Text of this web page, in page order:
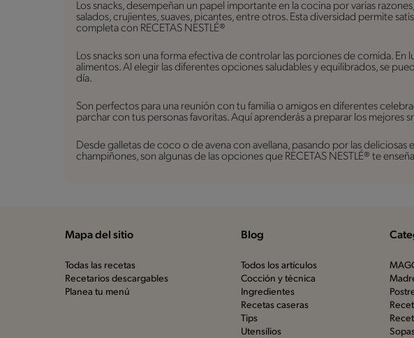
Los snacks, desempeñan un papel importante en la cocina por varias
salados, crujientes, suaves, picantes, entre otros. Esta diversidad permite
completa con RECETAS NESTLÉ®
Los snacks son una forma efectiva de controlar las porciones de comida.
alimentos. Al elegir las diferentes opciones saludables y equilibrados, se
día.
Son perfectos para una reunión con tu familia o amigos en diferentes
parchar con tus personas favoritas. Aquí aprenderás a preparar los mejores
Desde galletas de coco o de avena con avellana, pasando por las
champiñones, son algunas de las opciones que RECETAS NESTLÉ® te
Mapa del sitio
Todas las recetas
Recetarios descargables
Planea tu menú
Blog
Todos los artículos
Cocción y técnica
Ingredientes
Recetas caseras
Tips
Utensílios